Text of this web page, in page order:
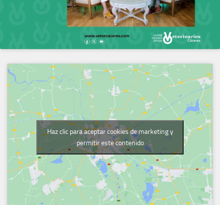
Haz clic para aceptar cookies de marketing y
permitir este contenido